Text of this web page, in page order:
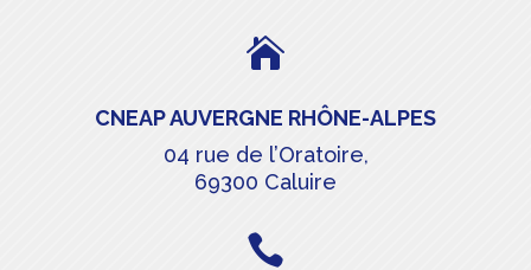

CNEAP AUVERGNE RHÔNE-ALPES
04 rue de l’Oratoire,
69300 Caluire
